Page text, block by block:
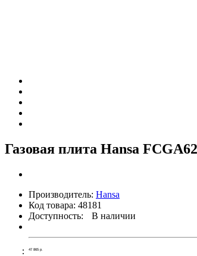
Газовая плита Hansa
Производитель: Hansa
Код товара: 48181
Доступность:
В наличии
47 865 р.